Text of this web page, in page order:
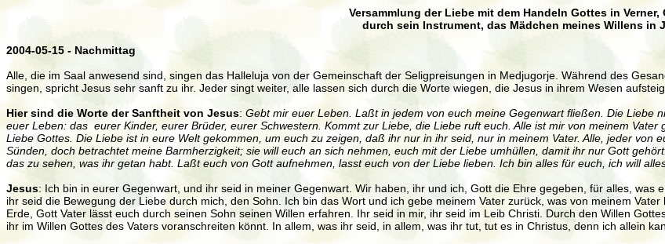
Versammlung der Liebe mit dem Handeln Gottes in Verner,
durch sein Instrument, das Mädchen meines Willens in
2004-05-15 - Nachmittag
Alle, die im Saal anwesend sind, singen das Halleluja von der Gemeinschaft der Seligpreisungen in Medjugorje. Während des
singen, spricht Jesus sehr sanft zu ihr. Jeder singt weiter, alle lassen sich durch die Worte wiegen, die Jesus in ihrem Wesen
Hier sind die Worte der Sanftheit von Jesus: Gebt mir euer Leben. Laßt in jedem von euch meine Gegenwart fließen. Die Liebe
euer Leben: das eurer Kinder, eurer Brüder, eurer Schwestern. Kommt zur Liebe, die Liebe ruft euch. Alle ist mir von meinem
Liebe Gottes. Die Liebe ist in eure Welt gekommen, um euch zu zeigen, daß ihr nur in ihr seid, nur in meinem Vater. Alle, jeder von
Sünden, doch betrachtet meine Barmherzigkeit; sie will euch an sich nehmen, euch mit der Liebe umhüllen, damit ihr nur Gott
das zu sehen, was ihr getan habt. Laßt euch von Gott aufnehmen, lasst euch von der Liebe lieben. Ich bin alles für euch, ich will
Jesus: Ich bin in eurer Gegenwart, und ihr seid in meiner Gegenwart. Wir haben, ihr und ich, Gott die Ehre gegeben, für alles,
ihr seid die Bewegung der Liebe durch mich, den Sohn. Ich bin das Wort und ich gebe meinem Vater zurück, was von meinem
Erde, Gott Vater lässt euch durch seinen Sohn seinen Willen erfahren. Ihr seid in mir, ihr seid im Leib Christi. Durch den Willen
ihr im Willen Gottes des Vaters voranschreiten könnt. In allem, was ihr seid, in allem, was ihr tut, tut es in Christus, denn ich allein